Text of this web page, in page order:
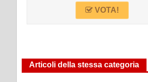
VOTA!
Articoli della stessa categoria